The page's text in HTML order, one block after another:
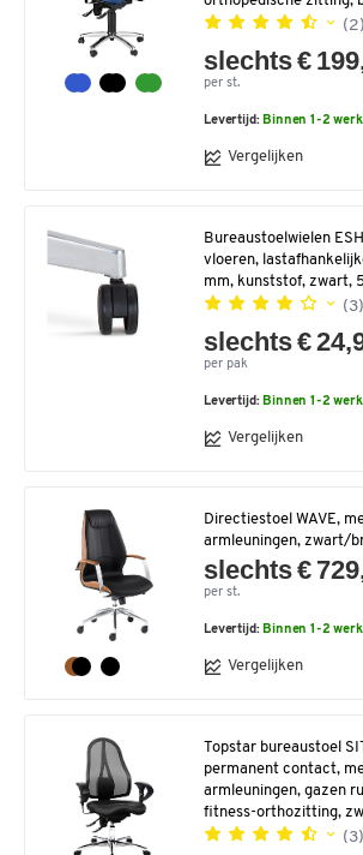
(2)
slechts €
per st.
Levertijd: Binnen 1-2
Vergelijken
Bureaustoelwielen
vloeren,
mm, kunststof, zwart,
(3)
slechts €
per pak
Levertijd: Binnen 1-2
Vergelijken
Directiestoel WAVE,
armleuningen, zwart/
slechts €
per st.
Levertijd: Binnen 1-2
Vergelijken
Topstar bureaustoel
permanent contact,
armleuningen, gazen
fitness-orthozitting,
(3)